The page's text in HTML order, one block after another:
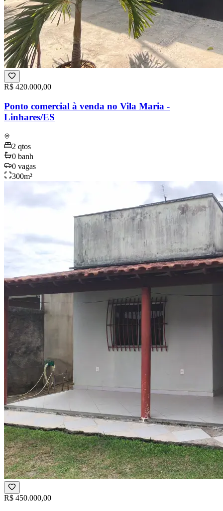
R$ 420.000,00
Ponto comercial à venda no Vila Maria -
Linhares/ES
2 qtos
0 banh
0 vagas
300m²
R$ 450.000,00